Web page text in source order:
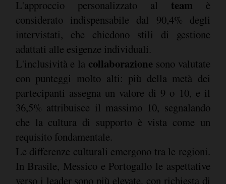
L'approccio personalizzato al team è
considerato indispensabile dal 90,4% degli
intervistati, che chiedono stili di gestione
adattati alle esigenze individuali.
L'inclusività e la collaborazione sono valutate
con punteggi molto alti: più della metà dei
partecipanti assegna un valore di 9 o 10, e il
36,5% attribuisce il massimo 10, segnalando
che la cultura di supporto è vista come un
requisito fondamentale.
Le differenze culturali emergono tra le regioni.
In Brasile, Messico e Portogallo le aspettative
verso i leader sono più elevate, con richiesta di